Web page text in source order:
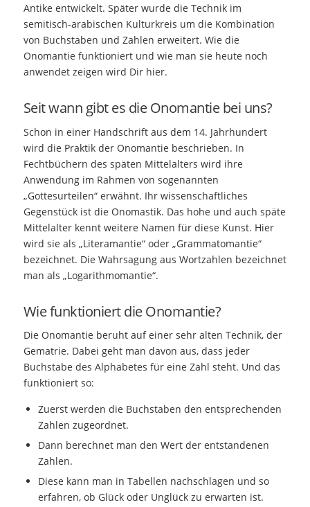
Antike entwickelt. Später wurde die Technik im
semitisch-arabischen Kulturkreis um die Kombination
von Buchstaben und Zahlen erweitert. Wie die
Onomantie funktioniert und wie man sie heute noch
anwendet zeigen wird Dir hier.
Seit wann gibt es die Onomantie bei uns?
Schon in einer Handschrift aus dem 14. Jahrhundert
wird die Praktik der Onomantie beschrieben. In
Fechtbüchern des späten Mittelalters wird ihre
Anwendung im Rahmen von sogenannten
„Gottesurteilen“ erwähnt. Ihr wissenschaftliches
Gegenstück ist die Onomastik. Das hohe und auch späte
Mittelalter kennt weitere Namen für diese Kunst. Hier
wird sie als „Literamantie“ oder „Grammatomantie“
bezeichnet. Die Wahrsagung aus Wortzahlen bezeichnet
man als „Logarithmomantie“.
Wie funktioniert die Onomantie?
Die Onomantie beruht auf einer sehr alten Technik, der
Gematrie. Dabei geht man davon aus, dass jeder
Buchstabe des Alphabetes für eine Zahl steht. Und das
funktioniert so:
Zuerst werden die Buchstaben den entsprechenden
Zahlen zugeordnet.
Dann berechnet man den Wert der entstandenen
Zahlen.
Diese kann man in Tabellen nachschlagen und so
erfahren, ob Glück oder Unglück zu erwarten ist.